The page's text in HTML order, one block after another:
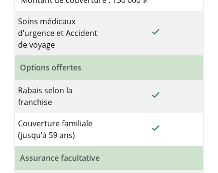
Soins médicaux
d’urgence et Accident
de voyage
Inclus pour le
done
Options offertes
Rabais selon la
franchise
Inclus pour le
done
Couverture familiale
(jusqu’à 59 ans)
Inclus pour le
done
Assurance facultative